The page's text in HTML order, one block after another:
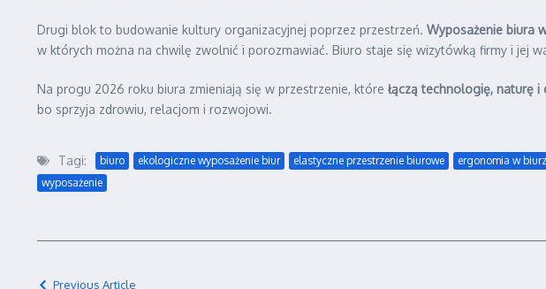
Drugi blok to budowanie kultury organizacyjnej poprzez przestrzeń. Wyposażenie biura
w których można na chwilę zwolnić i porozmawiać. Biuro staje się wizytówką firmy i jej
Na progu 2026 roku biura zmieniają się w przestrzenie, które łączą technologię, naturę i
bo sprzyja zdrowiu, relacjom i rozwojowi.
Tagi: biuro ekologiczne wyposażenie biur elastyczne przestrzenie biurowe ergonomia w
wyposażenie
Previous Article